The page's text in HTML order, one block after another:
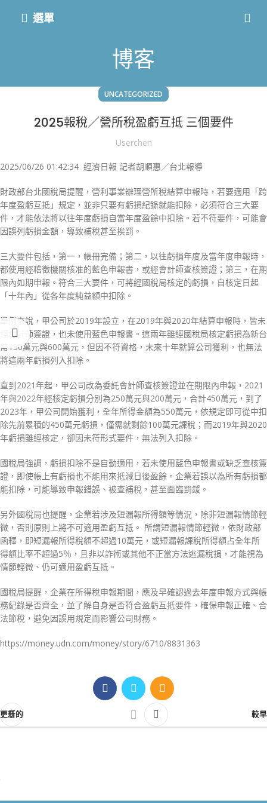
選單
博客
UNCATEGORIZED
2025報稅／營所稅盈虧互抵 三個要件
Userchen
2025/06/26 01:42:34 經濟日報 記者胡順惠／台北報導
財政部台北國稅局提醒，營利事業辦理營所稅結算申報時，若要適用「跨
年度盈虧互抵」規定，並非只要有虧損紀錄就能扣除，必須符合三大要
件，才能依法將以往年度虧損自當年度盈餘中扣除。若不符要件，可能會
因誤列虧損金額，導致補稅甚至挨罰。
三大要件包括，第一，帳冊完備；第二，以往虧損年度及當年度申報時，
都使用經稽徵機關核准的藍色申報書，或經會計師查核簽證；第三，在期
限內如期申報。符合三大要件，可將經國稅局核定的虧損，自核定日起
「十年內」從各年度純益額中扣除。
舉例來說，甲公司於2019年設立，在2019年與2020年結算申報時，皆未
經會計師簽證，也未使用藍色申報書。這兩年雖經國稅局核定虧損為新台
幣150萬元與600萬元，但因不符資格，未來十年就算公司獲利，也無法
將這兩年虧損列入扣除。
直到2021年起，甲公司改為委託會計師查核簽證並在期限內申報，2021
年與2022年經核定虧損分別為250萬元與200萬元，合計450萬元，到了
2023年，甲公司開始獲利，全年所得金額為550萬元，依規定即可從中扣
除先前累積的450萬元虧損，僅需就剩餘100萬元課稅；而2019年與2020
年虧損雖經核定，卻因未符形式要件，無法列入扣除。
國稅局強調，虧損扣除不是自動適用，若未使用藍色申報書或缺乏查核簽
證，即使帳上有虧損也不能用來抵減日後盈餘。企業若誤以為所有虧損都
能扣除，可能導致申報錯誤、被查補稅，甚至面臨罰鍰。
另外國稅局也提醒，企業若涉及短漏報所得額等情況，除非短漏報情節輕
微，否則原則上將不可適用盈虧互抵。 所謂短漏報情節輕微，依財政部
函釋，即短漏報所得稅額不超過10萬元，或短漏報課稅所得額占全年所
得額比率不超過5％，且非以詐術或其他不正當方法逃漏稅捐，才能視為
情節輕微、仍可適用盈虧互抵。
國稅局提醒，企業在所得稅申報期間，應及早確認過去年度申報方式與帳
務紀錄是否齊全，並了解自身是否符合盈虧互抵要件，確保申報正確、合
法節稅，避免因誤用規定而影響公司財務。
https://money.udn.com/money/story/6710/8831363
更新的 較早